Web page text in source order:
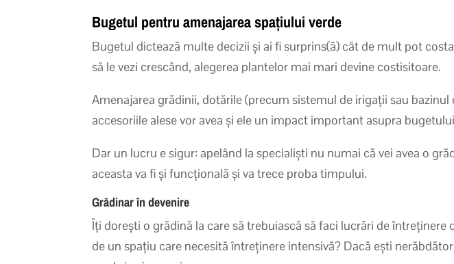
Bugetul pentru amenajarea spațiului verde
Bugetul dictează multe decizii și ai fi surprins(ă) cât de mult pot
să le vezi crescând, alegerea plantelor mai mari devine costisitoare.
Amenajarea grădinii, dotările (precum sistemul de irigații sau
accesoriile alese vor avea și ele un impact important asupra
Dar un lucru e sigur: apelând la specialiști nu numai că vei avea o
aceasta va fi și funcțională și va trece proba timpului.
Grădinar în devenire
Îți dorești o grădină la care să trebuiască să faci lucrări de
de un spațiu care necesită întreținere intensivă? Dacă ești